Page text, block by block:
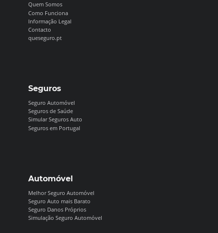
Quem Somos
Como Funciona
Informação Legal
Contacto
queseguro.pt
Seguros
Seguro Automóvel
Seguros de Saúde
Simular Seguros Auto
Seguros em Portugal
Automóvel
Melhor Seguro Automóvel
Seguro Auto mais Barato
Seguro Danos Próprios
Simulação Seguro Automóvel